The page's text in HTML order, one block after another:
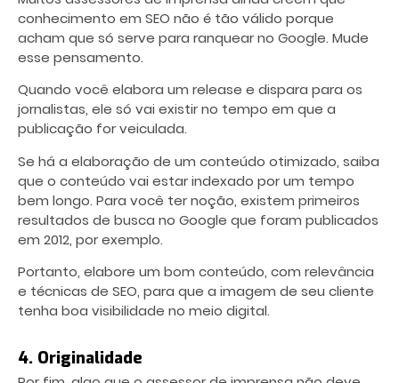
conhecimento em SEO não é tão válido porque
acham que só serve para ranquear no Google. Mude
esse pensamento.
Quando você elabora um release e dispara para os
jornalistas, ele só vai existir no tempo em que a
publicação for veiculada.
Se há a elaboração de um conteúdo otimizado, saiba
que o conteúdo vai estar indexado por um tempo
bem longo. Para você ter noção, existem primeiros
resultados de busca no Google que foram publicados
em 2012, por exemplo.
Portanto, elabore um bom conteúdo, com relevância
e técnicas de SEO, para que a imagem de seu cliente
tenha boa visibilidade no meio digital.
4. Originalidade